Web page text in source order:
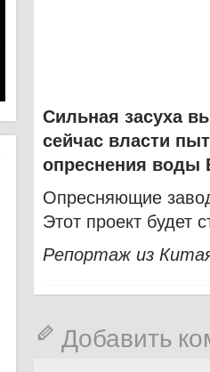
Сильная засуха
сейчас власти
опреснения воды
Опресняющие
Этот проект будет
Репортаж из
Добавить